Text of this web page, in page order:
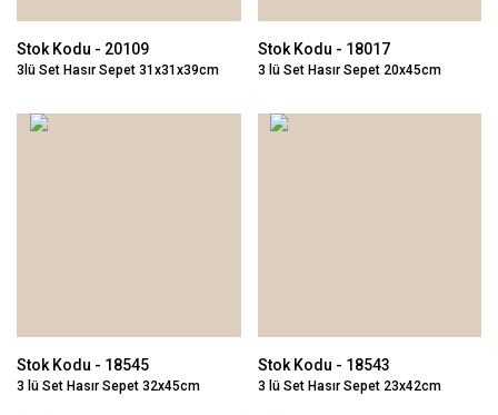
Stok Kodu - 20109
3lü Set Hasır Sepet 31x31x39cm
Stok Kodu - 18017
3 lü Set Hasır Sepet 20x45cm
Stok Kodu - 18545
3 lü Set Hasır Sepet 32x45cm
Stok Kodu - 18543
3 lü Set Hasır Sepet 23x42cm